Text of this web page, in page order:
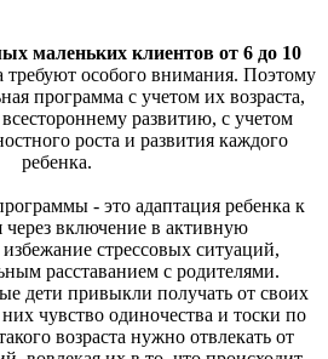
маленьких клиентов от 6 до 10
требуют особого внимания. Поэтому
программа с учетом их возраста,
всестороннему развитию, с учетом
роста и развития каждого
ребенка.
- это адаптация ребенка к
через включение в активную
стрессовых ситуаций,
расставанием с родителями.
дети привыкли получать от своих
чувство одиночества и тоски по
возраста нужно отвлекать от